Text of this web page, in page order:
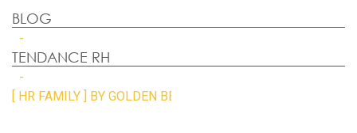
BLOG
TENDANCE RH
[ HR FAMILY ] BY GOLDEN BEES ! LA COMMUNAUTÉ